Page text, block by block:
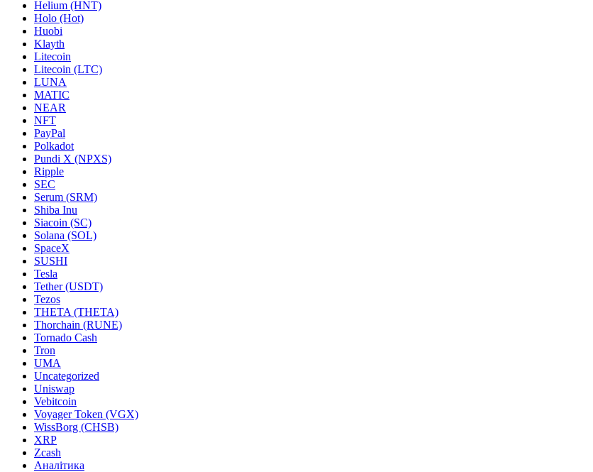
Helium (HNT)
Holo (Hot)
Huobi
Klayth
Litecoin
Litecoin (LTC)
LUNA
MATIC
NEAR
NFT
PayPal
Polkadot
Pundi X (NPXS)
Ripple
SEC
Serum (SRM)
Shiba Inu
Siacoin (SC)
Solana (SOL)
SpaceX
SUSHI
Tesla
Tether (USDT)
Tezos
THETA (THETA)
Thorchain (RUNE)
Tornado Cash
Tron
UMA
Uncategorized
Uniswap
Vebitcoin
Voyager Token (VGX)
WissBorg (CHSB)
XRP
Zcash
Аналітика